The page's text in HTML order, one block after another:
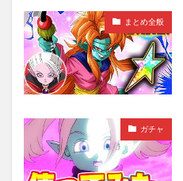
まとめ全般
ガチャ